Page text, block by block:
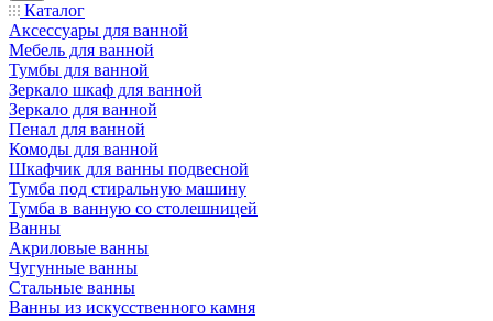
Каталог
Аксессуары для ванной
Мебель для ванной
Тумбы для ванной
Зеркало шкаф для ванной
Зеркало для ванной
Пенал для ванной
Комоды для ванной
Шкафчик для ванны подвесной
Тумба под стиральную машину
Тумба в ванную со столешницей
Ванны
Акриловые ванны
Чугунные ванны
Стальные ванны
Ванны из искусственного камня